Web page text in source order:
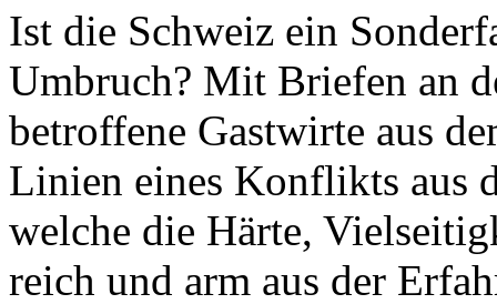
Ist die Schweiz ein
Umbruch? Mit Briefen an
betroffene Gastwirte aus
Linien eines Konflikts aus
welche die Härte,
reich und arm aus der